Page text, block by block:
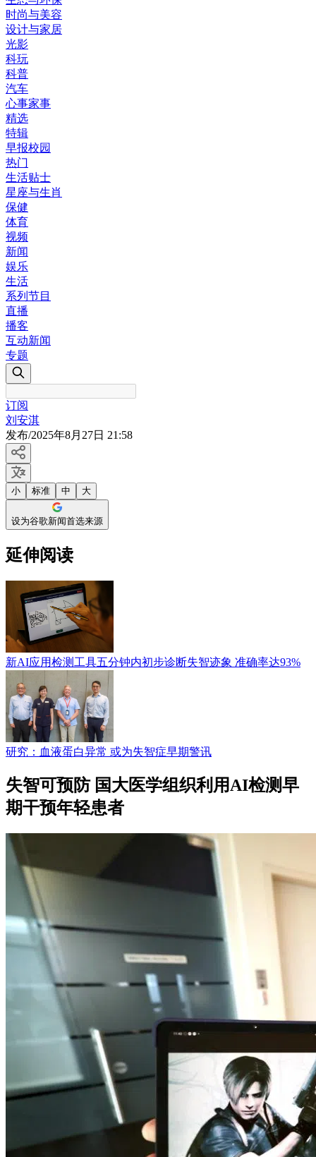
时尚与美容
设计与家居
光影
科玩
科普
汽车
心事家事
精选
特辑
早报校园
热门
生活贴士
星座与生肖
保健
体育
视频
新闻
娱乐
生活
系列节目
直播
播客
互动新闻
专题
订阅
刘安淇
发布/2025年8月27日 21:58
小 标准 中 大
设为谷歌新闻首选来源
延伸阅读
新AI应用检测工具五分钟内初步诊断失智迹象 准确率达93%
研究：血液蛋白异常 或为失智症早期警讯
失智可预防 国大医学组织利用AI检测早
期干预年轻患者